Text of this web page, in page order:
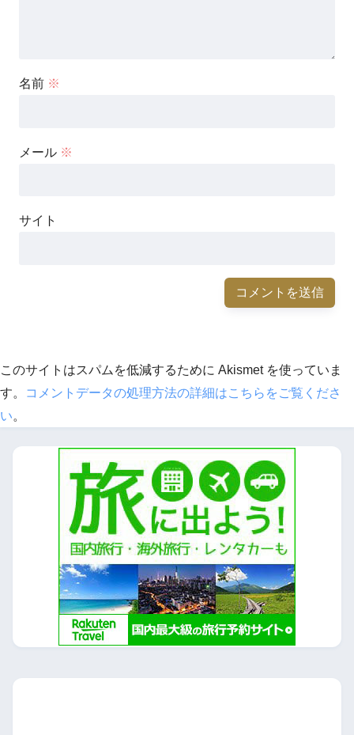
名前 ※
メール ※
サイト
このサイトはスパムを低減するために Akismet を使っていま
す。
コメントデータの処理方法の詳細はこちらをご覧くださ
い。